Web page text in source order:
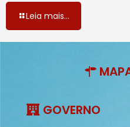
Leia mais...
GOVERNO